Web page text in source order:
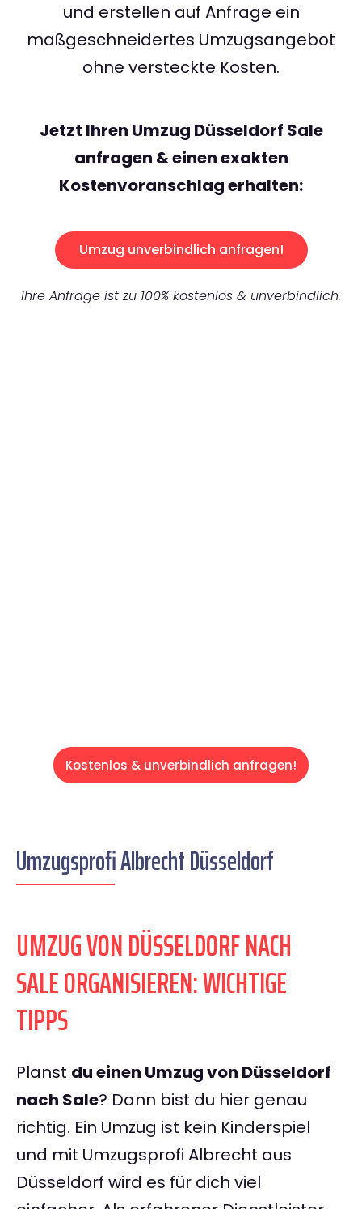
und erstellen auf Anfrage ein
maßgeschneidertes Umzugsangebot
ohne versteckte Kosten.
Jetzt Ihren Umzug Düsseldorf Sale
anfragen & einen exakten
Kostenvoranschlag erhalten:
Umzug unverbindlich anfragen!
Ihre Anfrage ist zu 100% kostenlos & unverbindlich.
Kostenlos & unverbindlich anfragen!
Umzugsprofi Albrecht Düsseldorf
UMZUG VON DÜSSELDORF NACH
SALE ORGANISIEREN: WICHTIGE
TIPPS
Planst du einen Umzug von Düsseldorf
nach Sale? Dann bist du hier genau
richtig. Ein Umzug ist kein Kinderspiel
und mit Umzugsprofi Albrecht aus
Düsseldorf wird es für dich viel